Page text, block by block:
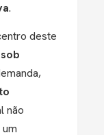
.
deste
não